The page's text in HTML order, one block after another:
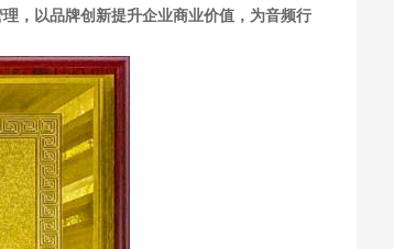
，以品牌创新提升企业商业价值，为音频行